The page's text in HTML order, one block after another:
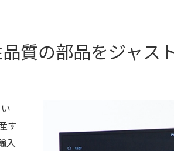
質の部品をジャス
す
入